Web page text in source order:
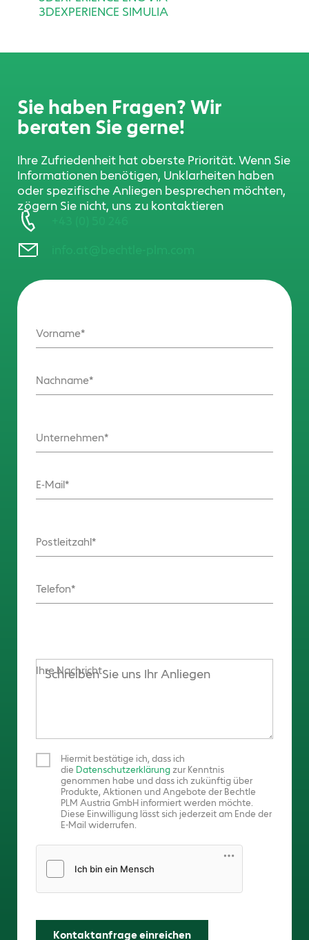
3DEXPERIENCE SIMULIA
Sie haben Fragen? Wir
beraten Sie gerne!
Ihre Zufriedenheit hat oberste Priorität. Wenn Sie
Informationen benötigen, Unklarheiten haben
oder spezifische Anliegen besprechen möchten,
zögern Sie nicht, uns zu kontaktieren
Vorname
Nachname
Unternehmen
E-Mail
Postleitzahl
Telefon
Ihre Nachricht
Hiermit bestätige ich, dass ich
die Datenschutzerklärungzur Kenntnis
genommen habe und dass ich zukünftig über
Produkte, Aktionen und Angebote der Bechtle
PLM Austria GmbH informiert werden möchte.
Diese Einwilligung lässt sich jederzeit am Ende der
E-Mail widerrufen.
Kontaktanfrage einreichen